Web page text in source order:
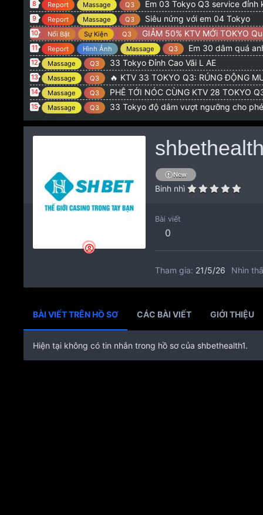
8 Report Massage Q3 Em 03 Tokyo Q3 service đỉnh
9 Report Massage Q3 Siêu nứng với em 04 Tokyo
10 Nổi Bật Sự Kiện Q3 GIẢM 50% KTV MỚi TOKYO
11 Report Hình Ảnh Massage Q3 Em 30 dâm quá
12 Massage Q3 33 Tokyo Đỉnh Cao Vãi L AE
13 Massage Q3 🔥 KTV 33 TOKYO Q3: RÚNG ĐỘNG
14 Massage Q3 PHÊ TỚI NÓC CÙNG KTV 28 TOKYO Q3: CƠN
15 Massage Q3 33 Tokyo độ dâm vượt ngưỡng cho
New
Binh nhì
Bài viết
0
Tham gia 21/5/26 Nhìn
BÀI VIẾT TRÊN HỒ SƠ CÁC BÀI VIẾT GIỚI THIỆU
Hiện tại không có tin nhắn trong hồ sơ của shbethealth1.